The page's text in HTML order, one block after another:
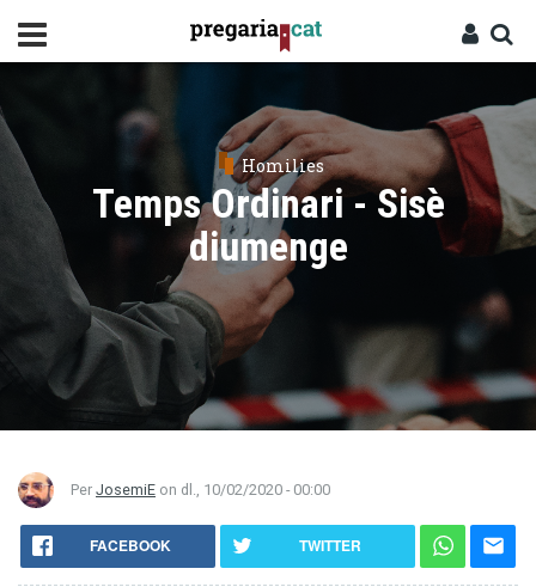
contingut
Homilies
Temps Ordinari - Sisè
diumenge
Per JosemiE on dl., 10/02/2020 - 00:00
FACEBOOK TWITTER